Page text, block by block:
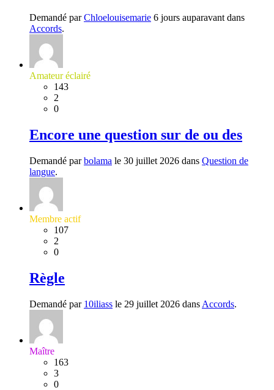
Demandé parChloelouisemarie 6 jours auparavant dans
Accords.
Amateur éclairé
143
2
0
Encore une question sur de ou des
Demandé parbolama le 30 juillet 2026 dans Question de
langue.
Membre actif
107
2
0
Règle
Demandé par 10iliass le 29 juillet 2026 dans Accords.
Maître
163
3
0